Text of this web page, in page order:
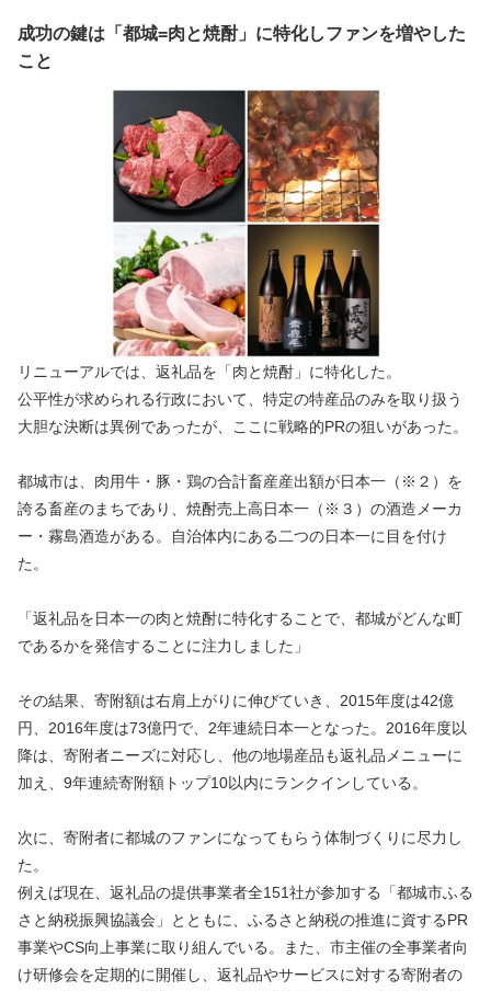
成功の鍵は「都城=肉と焼酎」に特化しファンを増やした
こと
リニューアルでは、返礼品を「肉と焼酎」に特化した。
公平性が求められる行政において、特定の特産品のみを取り扱う
大胆な決断は異例であったが、ここに戦略的PRの狙いがあった。
都城市は、肉用牛・豚・鶏の合計畜産産出額が日本一（※２）を
誇る畜産のまちであり、焼酎売上高日本一（※３）の酒造メーカ
ー・霧島酒造がある。自治体内にある二つの日本一に目を付け
た。
「返礼品を日本一の肉と焼酎に特化することで、都城がどんな町
であるかを発信することに注力しました」
その結果、寄附額は右肩上がりに伸びていき、2015年度は42億
円、2016年度は73億円で、2年連続日本一となった。2016年度以
降は、寄附者ニーズに対応し、他の地場産品も返礼品メニューに
加え、9年連続寄附額トップ10以内にランクインしている。
次に、寄附者に都城のファンになってもらう体制づくりに尽力し
た。
例えば現在、返礼品の提供事業者全151社が参加する「都城市ふる
さと納税振興協議会」とともに、ふるさと納税の推進に資するPR
事業やCS向上事業に取り組んでいる。また、市主催の全事業者向
け研修会を定期的に開催し、返礼品やサービスに対する寄附者の